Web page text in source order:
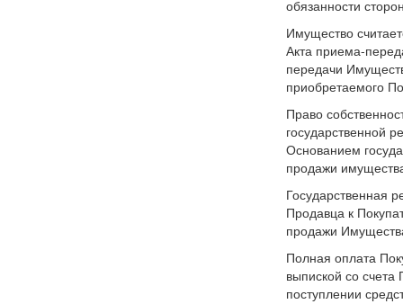
обязанности
Имущество
Акта приема-
передачи
приобретаемого
Право
государственной
Основанием
продажи
Государственная
Продавца к
продажи
Полная оплата
выпиской со
поступлении